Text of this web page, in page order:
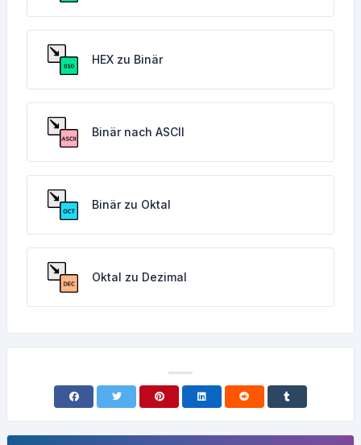
HEX zu Binär
Binär nach ASCII
Binär zu Oktal
Oktal zu Dezimal